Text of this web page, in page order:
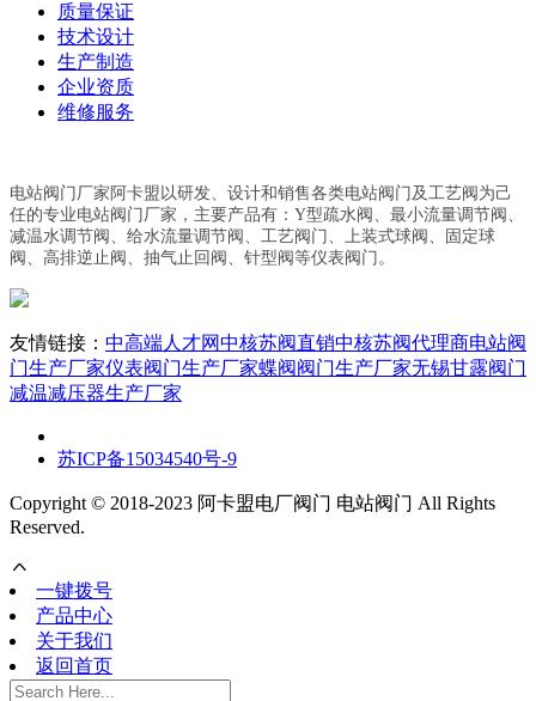
质量保证
技术设计
生产制造
企业资质
维修服务
电站阀门厂家阿卡盟以研发、设计和销售各类电站阀门及工艺阀为己
任的专业电站阀门厂家，主要产品有：Y型疏水阀、最小流量调节阀、
减温水调节阀、给水流量调节阀、工艺阀门、上装式球阀、固定球
阀、高排逆止阀、抽气止回阀、针型阀等仪表阀门。
友情链接： 中高端人才网中核苏阀直销中核苏阀代理商电站阀
门生产厂家仪表阀门生产厂家蝶阀阀门生产厂家无锡甘露阀门
减温减压器生产厂家
苏ICP备15034540号-9
Copyright © 2018-2023 阿卡盟电厂阀门 电站阀门 All Rights
Reserved.
一键拨号
产品中心
关于我们
返回首页